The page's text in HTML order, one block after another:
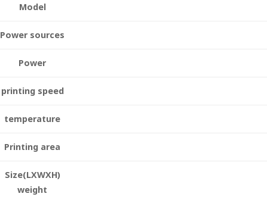
Model
Power sources
Power
printing speed
temperature
Printing area
Size(LXWXH)
weight